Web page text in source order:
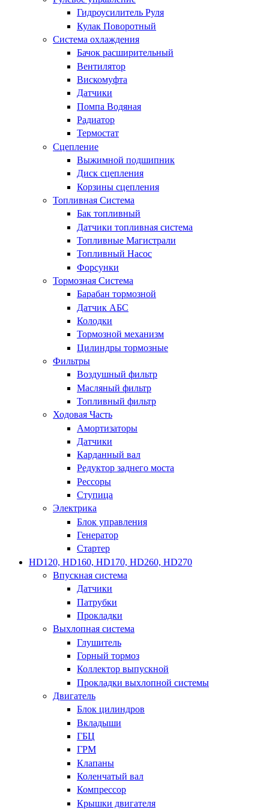
Гидроусилитель Руля
Кулак Поворотный
Система охлаждения
Бачок расширительный
Вентилятор
Вискомуфта
Датчики
Помпа Водяная
Радиатор
Термостат
Сцепление
Выжимной подшипник
Диск сцепления
Корзины сцепления
Топливная Система
Бак топливный
Датчики топливная система
Топливные Магистрали
Топливный Насос
Форсунки
Тормозная Система
Барабан тормозной
Датчик АБС
Колодки
Тормозной механизм
Цилиндры тормозные
Фильтры
Воздушный фильтр
Масляный фильтр
Топливный фильтр
Ходовая Часть
Амортизаторы
Датчики
Карданный вал
Редуктор заднего моста
Рессоры
Ступица
Электрика
Блок управления
Генератор
Стартер
HD120, HD160, HD170, HD260, HD270
Впускная система
Датчики
Патрубки
Прокладки
Выхлопная система
Глушитель
Горный тормоз
Коллектор выпускной
Прокладки выхлопной системы
Двигатель
Блок цилиндров
Вкладыши
ГБЦ
ГРМ
Клапаны
Коленчатый вал
Компрессор
Крышки двигателя